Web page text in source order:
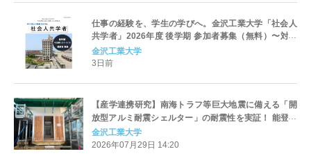
仕事の経験を、学生の学びへ。金沢工業大学「社会人
共学者」2026年度 後学期 参加者募集（無料）〜対面
で学生と議論し、実務の視点を授業へ〜（一部科目は
オンライン参加可）
金沢工業大学
3日前
【産学連携研究】南海トラフ等巨大地震に備える「開
放型アルミ耐震シェルター」の耐震性を実証！ 能登半
島・熊本・阪神・東日本級の巨大地震に対応 。〜株式
会社堤サッシュ工業が開発〜
金沢工業大学
2026年07月29日 14:20